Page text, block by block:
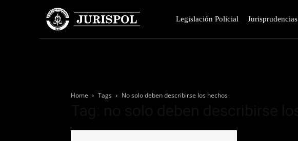
Legislación Policial Jurisprudencias
Home Tags No solo deben describirse los hechos